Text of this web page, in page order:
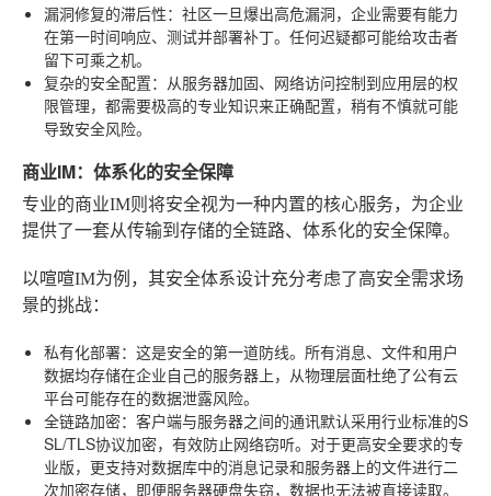
漏洞修复的滞后性：社区一旦爆出高危漏洞，企业需要有能力
在第一时间响应、测试并部署补丁。任何迟疑都可能给攻击者
留下可乘之机。
复杂的安全配置：从服务器加固、网络访问控制到应用层的权
限管理，都需要极高的专业知识来正确配置，稍有不慎就可能
导致安全风险。
商业IM：体系化的安全保障
专业的商业IM则将安全视为一种内置的核心服务，为企业
提供了一套从传输到存储的全链路、体系化的安全保障。
以喧喧IM为例，其安全体系设计充分考虑了高安全需求场
景的挑战：
私有化部署：这是安全的第一道防线。所有消息、文件和用户
数据均存储在企业自己的服务器上，从物理层面杜绝了公有云
平台可能存在的数据泄露风险。
全链路加密：客户端与服务器之间的通讯默认采用行业标准的S
SL/TLS协议加密，有效防止网络窃听。对于更高安全要求的专
业版，更支持对数据库中的消息记录和服务器上的文件进行二
次加密存储，即便服务器硬盘失窃，数据也无法被直接读取。